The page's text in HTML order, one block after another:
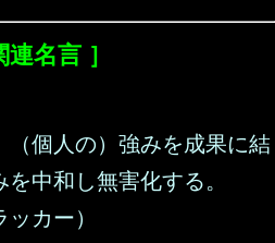
名言 ］
（個人の）強みを成果に結
中和し無害化する。
ッカー）